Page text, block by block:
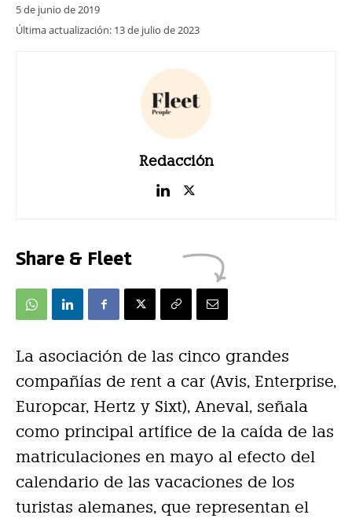
5 de junio de 2019
Última actualización: 13 de julio de 2023
Redacción
Share & Fleet
La asociación de las cinco grandes
compañías de rent a car (Avis, Enterprise,
Europcar, Hertz y Sixt), Aneval, señala
como principal artífice de la caída de las
matriculaciones en mayo al efecto del
calendario de las vacaciones de los
turistas alemanes, que representan el